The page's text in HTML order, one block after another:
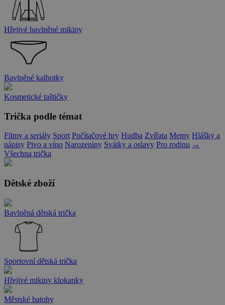
Hřejivé bavlněné mikiny
Bavlněné kalhotky
Kosmetické taštičky
Trička podle témat
Filmy a seriály Sport Počítačové hry Hudba Zvířata Memy Hlášky a
nápisy Pivo a víno Narozeniny Svátky a oslavy Pro rodinu →
Všechna trička
Dětské zboží
Bavlněná dětská trička
Sportovní dětská trička
Hřejivé mikiny klokanky
Městské batohy